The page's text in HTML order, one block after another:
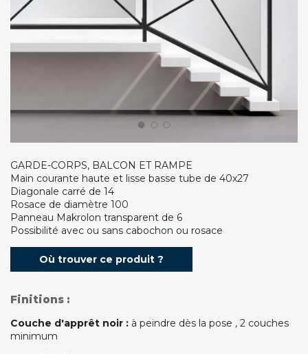
GARDE-CORPS, BALCON ET RAMPE
Main courante haute et lisse basse tube de 40x27
Diagonale carré de 14
Rosace de diamètre 100
Panneau Makrolon transparent de 6
Possibilité avec ou sans cabochon ou rosace
Où trouver ce produit ?
Finitions :
Couche d'apprêt noir : à peindre dès la pose , 2 couches
minimum